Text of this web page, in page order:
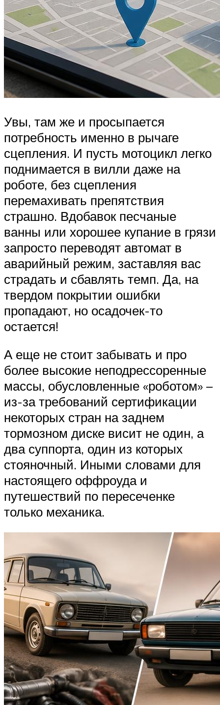
Увы, там же и просыпается
потребность именно в рычаге
сцепления. И пусть мотоцикл легко
поднимается в вилли даже на
роботе, без сцепления
перемахивать препятствия
страшно. Вдобавок песчаные
ванны или хорошее купание в грязи
запросто переводят автомат в
аварийный режим, заставляя вас
страдать и сбавлять темп. Да, на
твердом покрытии ошибки
пропадают, но осадочек-то
остается!
А еще не стоит забывать и про
более высокие неподрессоренные
массы, обусловленные «роботом» –
из-за требований сертификации
некоторых стран на заднем
тормозном диске висит не один, а
два суппорта, один из которых
стояночный. Иными словами для
настоящего оффроуда и
путешествий по пересеченке
только механика.